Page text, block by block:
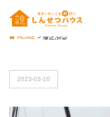
HOME > 修正済⑤
2023-03-10